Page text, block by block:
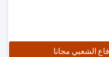
الشعبي مجانا